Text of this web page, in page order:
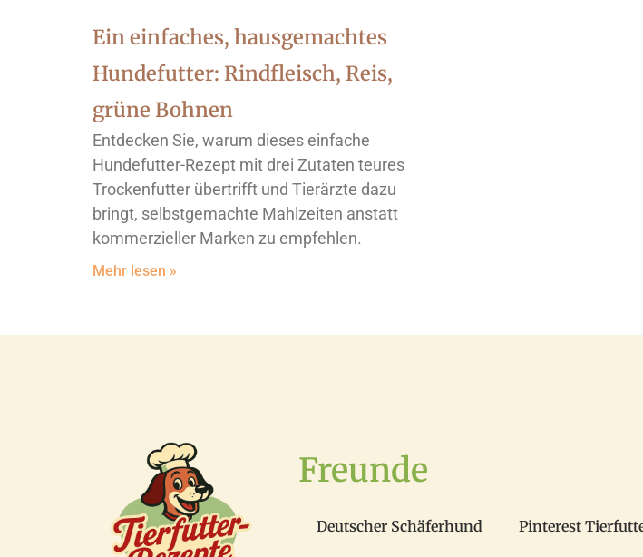
Ein einfaches, hausgemachtes
Hundefutter: Rindfleisch, Reis,
grüne Bohnen
Entdecken Sie, warum dieses einfache
Hundefutter-Rezept mit drei Zutaten teures
Trockenfutter übertrifft und Tierärzte dazu
bringt, selbstgemachte Mahlzeiten anstatt
kommerzieller Marken zu empfehlen.
Mehr lesen »
Freunde
Deutscher Schäferhund Pinterest